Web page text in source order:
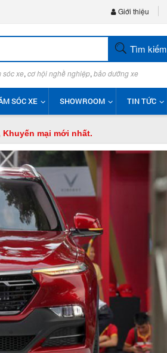
Giới thiệu
Tìm kiếm
sóc xe, cơ hội nghề nghiệp, bảo dưỡng xe
SÓC XE SHOWROOM TIN TỨC
Khuyến mại mới nhất.